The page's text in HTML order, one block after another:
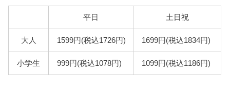
平日 土日祝
大人 1599円(税込1726円) 1699円(税込1834円)
小学生 999円(税込1078円) 1099円(税込1186円)